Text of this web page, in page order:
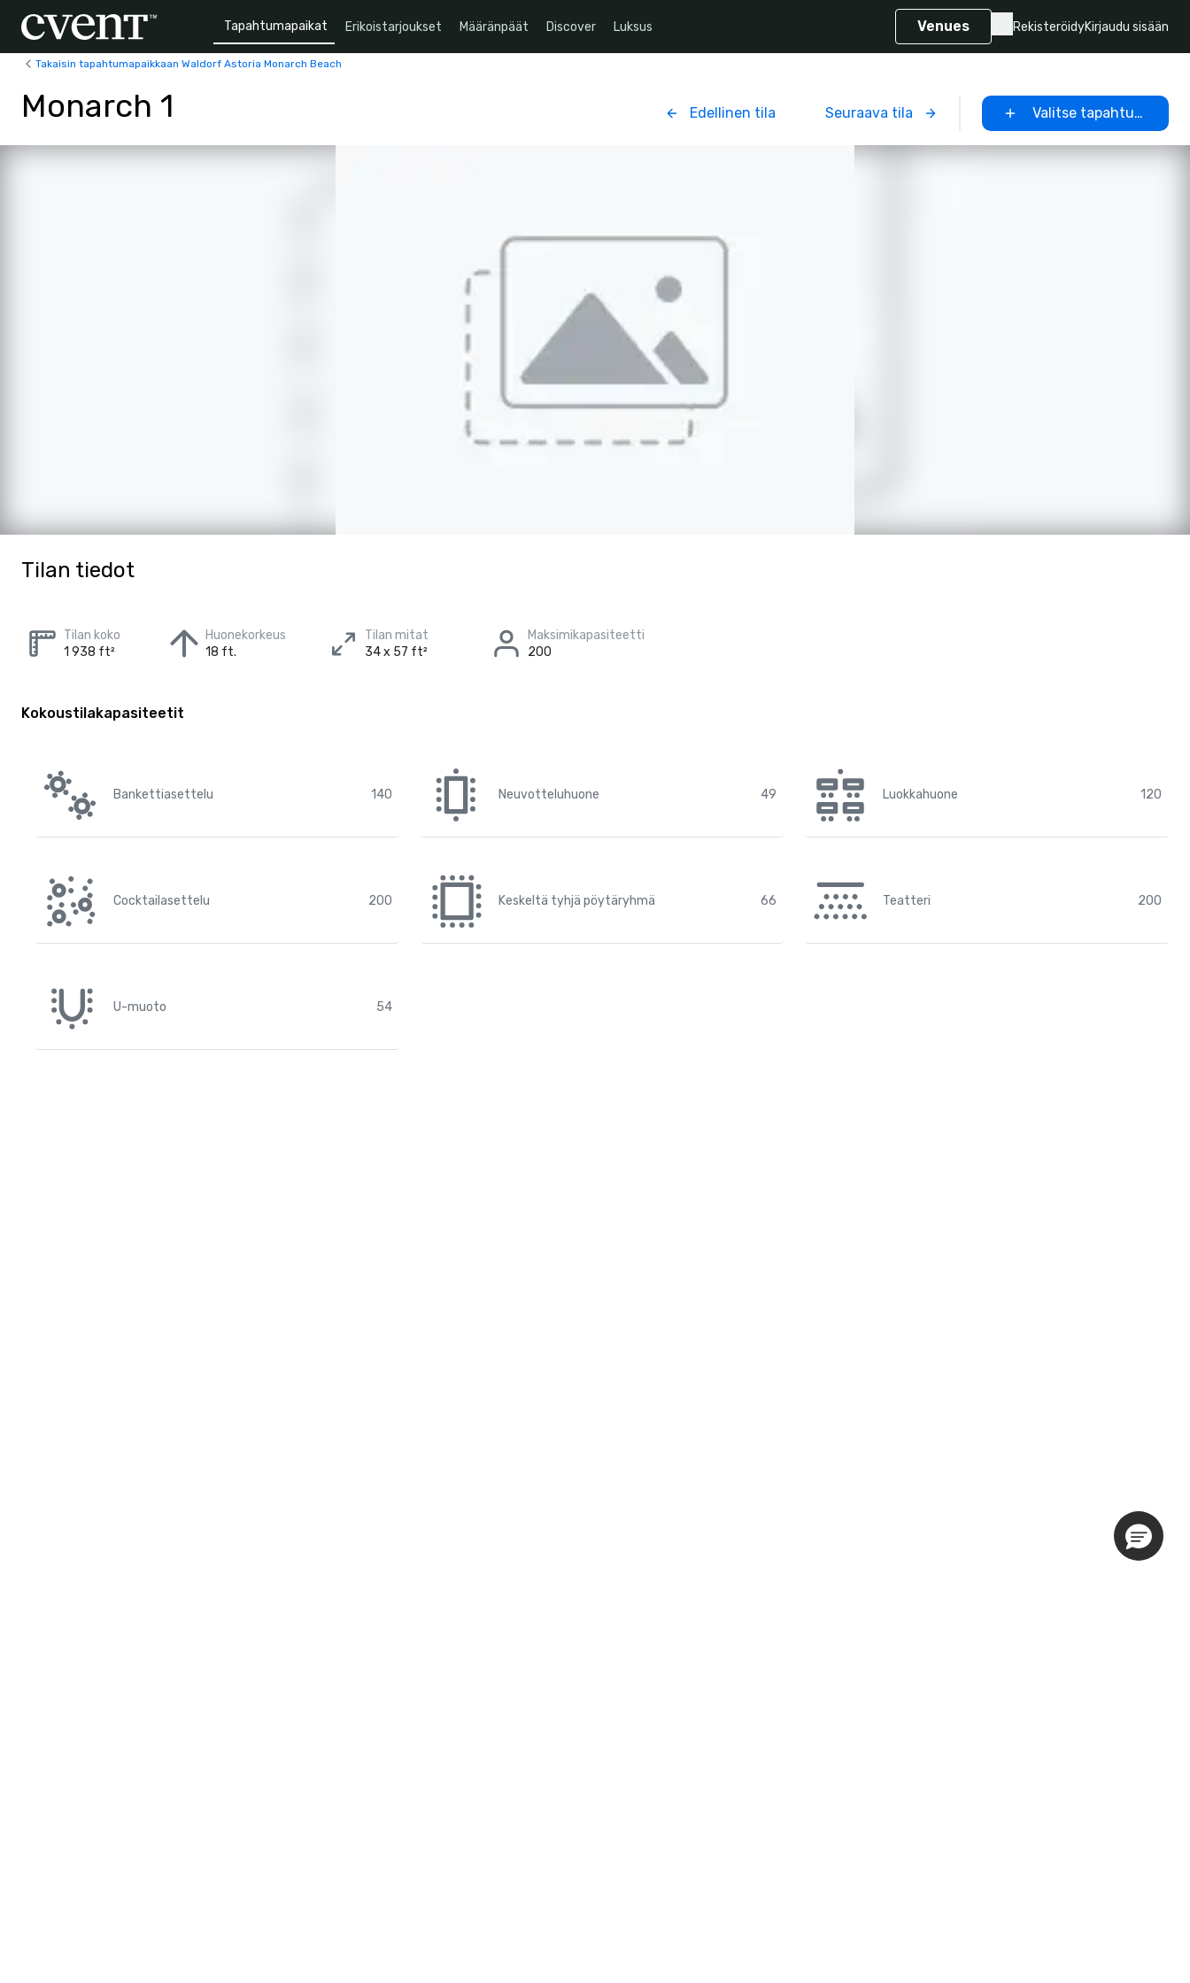
Tapahtumapaikat Erikoistarjoukset Määränpäät Discover Luksus Venues RekisteröidyKirjaudu sisään
Takaisin tapahtumapaikkaan Waldorf Astoria Monarch Beach
Monarch 1 Edellinen tila Seuraava tila Valitse
Tilan tiedot
Tilan koko
1 938 ft²
Huonekorkeus
18 ft.
Tilan mitat
34 x 57 ft²
Maksimikapasiteetti
200
Kokoustilakapasiteetit
Bankettiasettelu 140 Neuvotteluhuone 49 Luokkahuone 120
Cocktailasettelu 200 Keskeltä tyhjä pöytäryhmä 66 Teatteri 200
U-muoto 54